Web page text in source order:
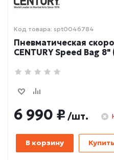
Код товара: spt0046784
Пневматическая
CENTURY Speed Bag
6 990 ₽ /шт.
В корзину